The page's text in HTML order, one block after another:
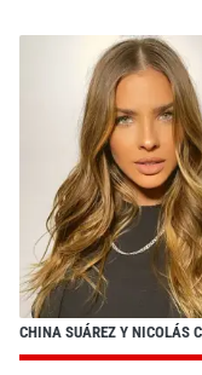
CHINA SUÁREZ Y NICOLÁS